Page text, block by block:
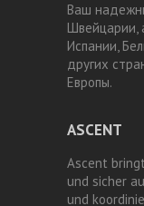
Ваш
Швейцарии,
Испании,
других
Европы.
ASCENT
Ascent
und sicher
und